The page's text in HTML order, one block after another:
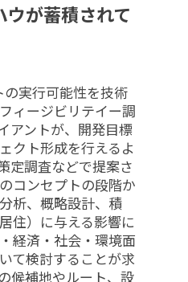
が蓄積されて
実行可能性を技術
ィージビリテイー調
アントが、開発目標
クト形成を行えるよ
定調査などで提案さ
コンセプトの段階か
析、概略設計、積
住）に与える影響に
経済・社会・環境面
て検討することが求
候補地やルート、設